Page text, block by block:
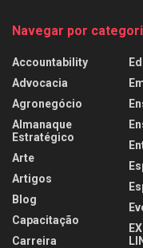
Navegar por
Accountability
Advocacia
Agronegócio
Almanaque
Estratégico
Arte
Artigos
Blog
Capacitação
Carreira